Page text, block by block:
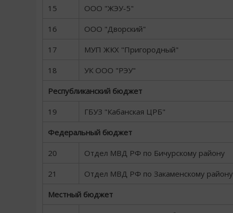
15 ООО "ЖЭУ-5"
16 ООО "Дворский"
17 МУП ЖКХ "Пригородный"
18 УК ООО "РЭУ"
Республиканский бюджет
19 ГБУЗ "Кабанская ЦРБ"
Федеральный бюджет
20 Отдел МВД РФ по Бичурскому району
21 Отдел МВД РФ по Закаменскому району
Местный бюджет